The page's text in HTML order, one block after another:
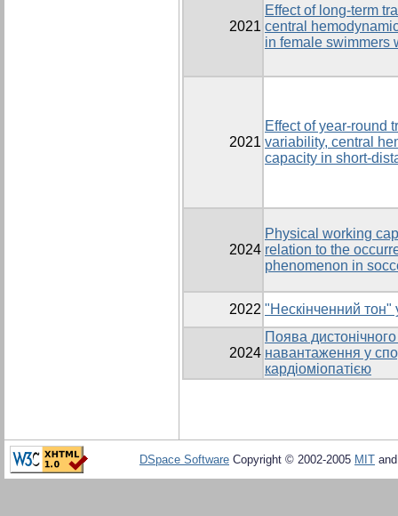
2021
Effect of long-term
central
in female swimmers
2021
Effect of year-round
variability, central
capacity in short-
2024
Physical working
relation to the
phenomenon in
2022 "Нескінченний тон"
2024
Поява
навантаження у
кардіоміопатією
DSpace Software Copyright © 2002-2005 MIT